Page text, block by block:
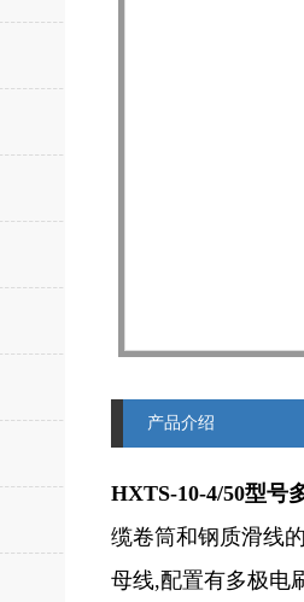
产品介绍
HXTS-10-4/50型号
缆卷筒和钢质滑线
母线,配置有多极电